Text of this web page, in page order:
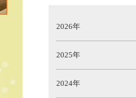
2026年
2025年
2024年